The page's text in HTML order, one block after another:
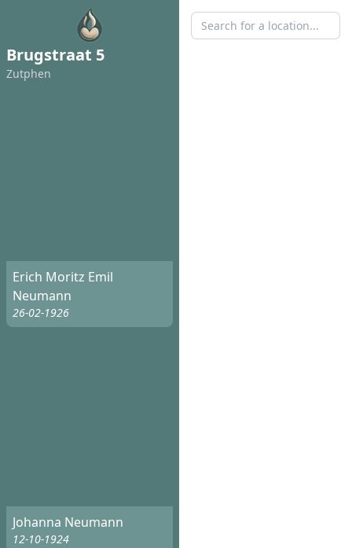
Brugstraat 5
Zutphen
Erich Moritz Emil
Neumann
26-02-1926
Johanna Neumann
12-10-1924